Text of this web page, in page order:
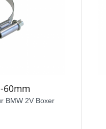
60mm
BMW 2V Boxer